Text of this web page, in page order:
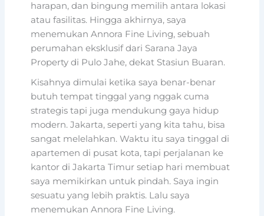
harapan, dan bingung memilih antara lokasi
atau fasilitas. Hingga akhirnya, saya
menemukan Annora Fine Living, sebuah
perumahan eksklusif dari Sarana Jaya
Property di Pulo Jahe, dekat Stasiun Buaran.
Kisahnya dimulai ketika saya benar-benar
butuh tempat tinggal yang nggak cuma
strategis tapi juga mendukung gaya hidup
modern. Jakarta, seperti yang kita tahu, bisa
sangat melelahkan. Waktu itu saya tinggal di
apartemen di pusat kota, tapi perjalanan ke
kantor di Jakarta Timur setiap hari membuat
saya memikirkan untuk pindah. Saya ingin
sesuatu yang lebih praktis. Lalu saya
menemukan Annora Fine Living.